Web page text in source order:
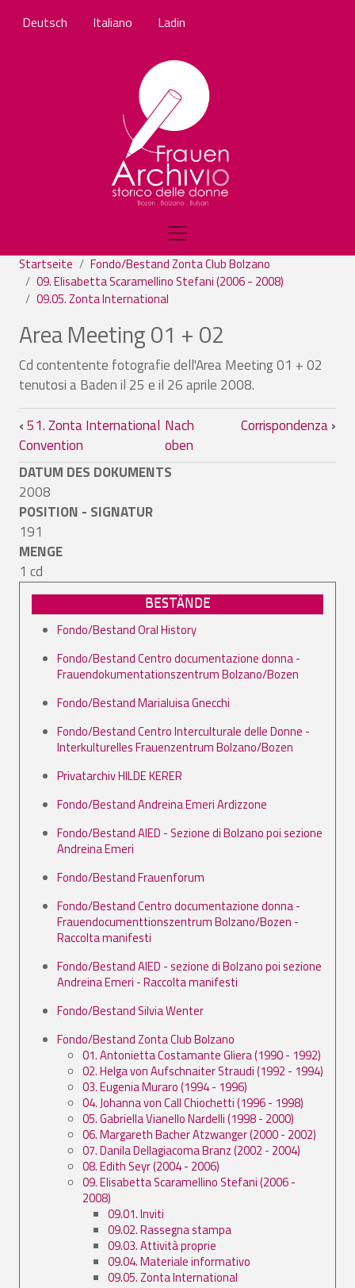
Deutsch Italiano Ladin
Startseite
Fondo/Bestand Zonta Club Bolzano
09. Elisabetta Scaramellino Stefani (2006 - 2008)
09.05. Zonta International
Area Meeting 01 + 02
Cd contentente fotografie dell'Area Meeting 01 + 02
tenutosi a Baden il 25 e il 26 aprile 2008.
Links für das Blättern im Buch Area
‹51. Zonta International
Convention
Nach
oben
Corrispondenza›
DATUM DES DOKUMENTS
2008
POSITION - SIGNATUR
191
MENGE
1 cd
BESTÄNDE
Fondo/Bestand Oral History
Fondo/Bestand Centro documentazione donna -
Frauendokumentationszentrum Bolzano/Bozen
Fondo/Bestand Marialuisa Gnecchi
Fondo/Bestand Centro Interculturale delle Donne -
Interkulturelles Frauenzentrum Bolzano/Bozen
Privatarchiv HILDE KERER
Fondo/Bestand Andreina Emeri Ardizzone
Fondo/Bestand AIED - Sezione di Bolzano poi sezione
Andreina Emeri
Fondo/Bestand Frauenforum
Fondo/Bestand Centro documentazione donna -
Frauendocumenttionszentrum Bolzano/Bozen -
Raccolta manifesti
Fondo/Bestand AIED - sezione di Bolzano poi sezione
Andreina Emeri - Raccolta manifesti
Fondo/Bestand Silvia Wenter
Fondo/Bestand Zonta Club Bolzano
01. Antonietta Costamante Gliera (1990 - 1992)
02. Helga von Aufschnaiter Straudi (1992 - 1994)
03. Eugenia Muraro (1994 - 1996)
04. Johanna von Call Chiochetti (1996 - 1998)
05. Gabriella Vianello Nardelli (1998 - 2000)
06. Margareth Bacher Atzwanger (2000 - 2002)
07. Danila Dellagiacoma Branz (2002 - 2004)
08. Edith Seyr (2004 - 2006)
09. Elisabetta Scaramellino Stefani (2006 -
2008)
09.01. Inviti
09.02. Rassegna stampa
09.03. Attività proprie
09.04. Materiale informativo
09.05. Zonta International